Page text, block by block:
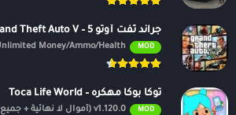
جراند ثفت أوتو 5 – Grand Theft Auto V
MOD
Money/Ammo/Health
توكا بوكا مهكره – Toca Life World
MOD v1.120.0 (أموال لا نهائية + جميع المستويات)